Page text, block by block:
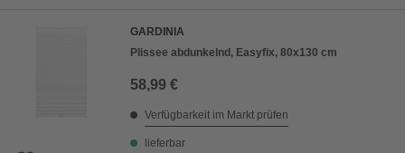
GARDINIA
Plissee abdunkelnd, Easyfix, 80x130 cm
58,99 €
Verfügbarkeit im Markt prüfen
lieferbar